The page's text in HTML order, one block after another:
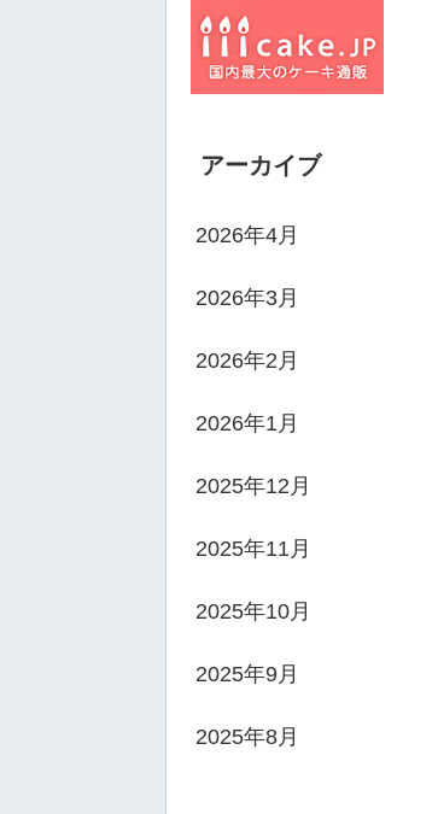
アーカイブ
2026年4月
2026年3月
2026年2月
2026年1月
2025年12月
2025年11月
2025年10月
2025年9月
2025年8月